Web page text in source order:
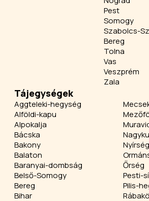
Pest
Somogy
Szabolcs-
Bereg
Tolna
Vas
Veszprém
Zala
Tájegységek
Aggteleki-hegység
Alföldi-kapu
Alpokalja
Bácska
Bakony
Balaton
Baranyai-dombság
Belső-Somogy
Bereg
Bihar
Nyírség
Őrség
Pesti-
Pilis-